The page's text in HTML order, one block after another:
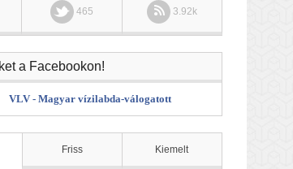
465 3.92k
a Facebookon!
VLV - Magyar vízilabda-válogatott
Friss Kiemelt